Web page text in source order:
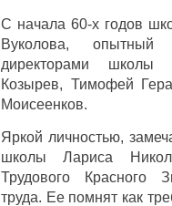
С начала 60-х годов
Вуколова, опытный
директорами школы
Козырев, Тимофей
Моисеенков.
Яркой личностью,
школы Лариса
Трудового Красного
труда. Ее помнят как